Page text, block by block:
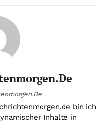
bin ich
Inhalte in